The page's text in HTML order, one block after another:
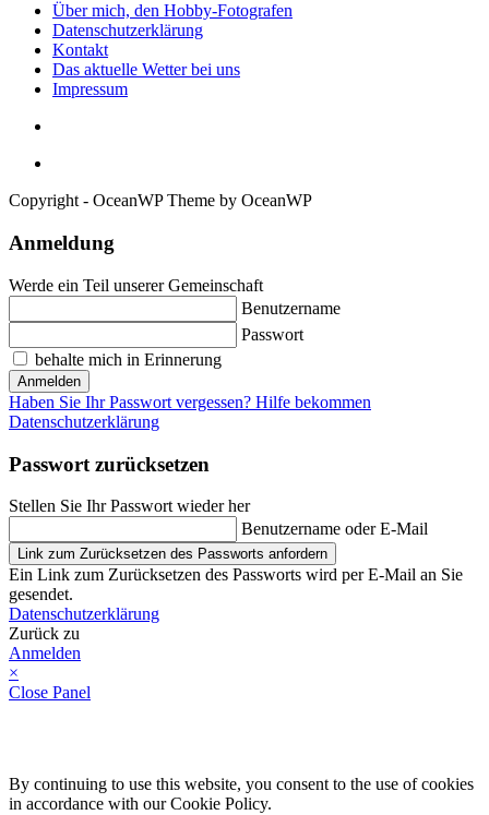
Über mich, den Hobby-Fotografen
Datenschutzerklärung
Kontakt
Das aktuelle Wetter bei uns
Impressum
Copyright - OceanWP Theme by OceanWP
Anmeldung
Werde ein Teil unserer Gemeinschaft
Benutzername
Passwort
behalte mich in Erinnerung
Anmelden
Haben Sie Ihr Passwort vergessen? Hilfe bekommen
Datenschutzerklärung
Passwort zurücksetzen
Stellen Sie Ihr Passwort wieder her
Benutzername oder E-Mail
Link zum Zurücksetzen des Passworts anfordern
Ein Link zum Zurücksetzen des Passworts wird per E-Mail an Sie
gesendet.
Datenschutzerklärung
Zurück zu
Anmelden
×
Close Panel
By continuing to use this website, you consent to the use of cookies
in accordance with our Cookie Policy.